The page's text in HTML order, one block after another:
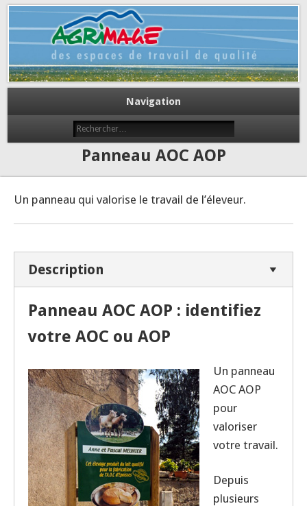
Agrimage
Des espaces de travail de qualité
Navigation
Panneau AOC AOP
Un panneau qui valorise le travail de l’éleveur.
Description
Panneau AOC AOP : identifiez
votre AOC ou AOP
Un panneau
AOC AOP
pour
valoriser
votre travail.
Depuis
plusieurs